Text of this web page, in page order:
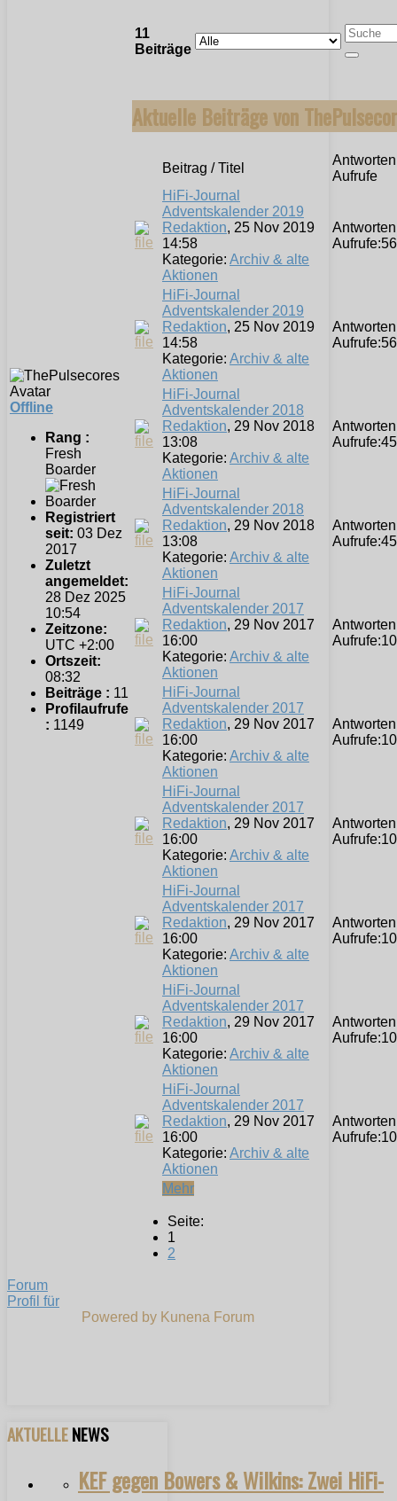
Offline
Rang :
Fresh
Boarder
Registriert
seit: 03 Dez
2017
Zuletzt
angemeldet:
28 Dez 2025
10:54
Zeitzone:
UTC +2:00
Ortszeit:
08:32
Beiträge : 11
Profilaufrufe
: 1149
11
Beiträge
Aktuelle Beiträge von
Beitrag / Titel
Aufrufe
Mehr
HiFi-Journal
Adventskalender 2019
Redaktion, 25 Nov 2019
14:58
Kategorie: Archiv & alte
Aktionen
Aufrufe:
HiFi-Journal
Adventskalender 2019
Redaktion, 25 Nov 2019
14:58
Kategorie: Archiv & alte
Aktionen
Aufrufe:
HiFi-Journal
Adventskalender 2018
Redaktion, 29 Nov 2018
13:08
Kategorie: Archiv & alte
Aktionen
Aufrufe:
HiFi-Journal
Adventskalender 2018
Redaktion, 29 Nov 2018
13:08
Kategorie: Archiv & alte
Aktionen
Aufrufe:
HiFi-Journal
Adventskalender 2017
Redaktion, 29 Nov 2017
16:00
Kategorie: Archiv & alte
Aktionen
Aufrufe:
HiFi-Journal
Adventskalender 2017
Redaktion, 29 Nov 2017
16:00
Kategorie: Archiv & alte
Aktionen
Aufrufe:
HiFi-Journal
Adventskalender 2017
Redaktion, 29 Nov 2017
16:00
Kategorie: Archiv & alte
Aktionen
Aufrufe:
HiFi-Journal
Adventskalender 2017
Redaktion, 29 Nov 2017
16:00
Kategorie: Archiv & alte
Aktionen
Aufrufe:
HiFi-Journal
Adventskalender 2017
Redaktion, 29 Nov 2017
16:00
Kategorie: Archiv & alte
Aktionen
Aufrufe:
HiFi-Journal
Adventskalender 2017
Redaktion, 29 Nov 2017
16:00
Kategorie: Archiv & alte
Aktionen
Aufrufe:
Seite:
1
2
Forum
Profil für
Powered by Kunena Forum
AKTUELLENEWS
KEF gegen Bowers & Wilkins: Zwei HiFi-